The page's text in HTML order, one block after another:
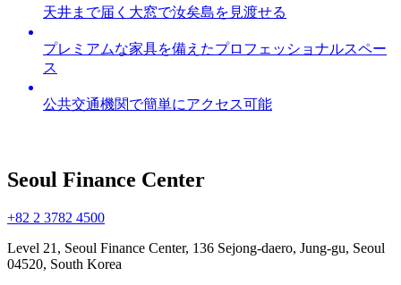
天井まで届く大窓で汝矣島を見渡せる
プレミアムな家具を備えたプロフェッショナルスペー
ス
公共交通機関で簡単にアクセス可能
Seoul Finance Center
+82 2 3782 4500
Level 21, Seoul Finance Center, 136 Sejong-daero, Jung-gu, Seoul
04520, South Korea